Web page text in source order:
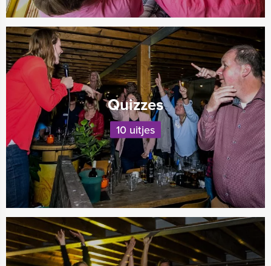
Quizzes
10 uitjes